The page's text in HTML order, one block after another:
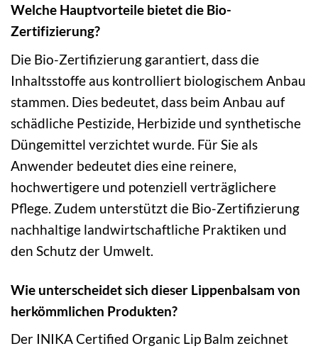
Welche Hauptvorteile bietet die Bio-
Zertifizierung?
Die Bio-Zertifizierung garantiert, dass die
Inhaltsstoffe aus kontrolliert biologischem Anbau
stammen. Dies bedeutet, dass beim Anbau auf
schädliche Pestizide, Herbizide und synthetische
Düngemittel verzichtet wurde. Für Sie als
Anwender bedeutet dies eine reinere,
hochwertigere und potenziell verträglichere
Pflege. Zudem unterstützt die Bio-Zertifizierung
nachhaltige landwirtschaftliche Praktiken und
den Schutz der Umwelt.
Wie unterscheidet sich dieser Lippenbalsam von
herkömmlichen Produkten?
Der INIKA Certified Organic Lip Balm zeichnet